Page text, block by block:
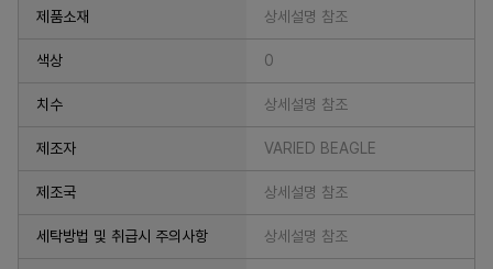
제품소재 상세설명 참조
색상 0
치수 상세설명 참조
제조자 VARIED BEAGLE
제조국 상세설명 참조
세탁방법 및 취급시 주의사항 상세설명 참조